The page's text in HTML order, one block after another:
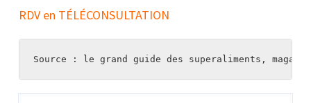
RDV en TÉLÉCONSULTATION
Source : le grand guide des superaliments,